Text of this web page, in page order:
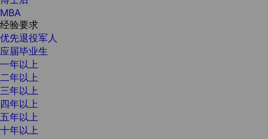
MBA
经验要求
优先退役军人
应届毕业生
一年以上
二年以上
三年以上
四年以上
五年以上
十年以上